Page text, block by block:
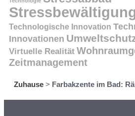
Technologische Innovation
Innovationen
Virtuelle Realität
Zeitmanagement
Zuhause> Farbakzente im Bad: